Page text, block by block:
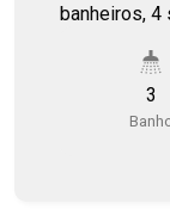
banheiros, 4
refeitório,
3